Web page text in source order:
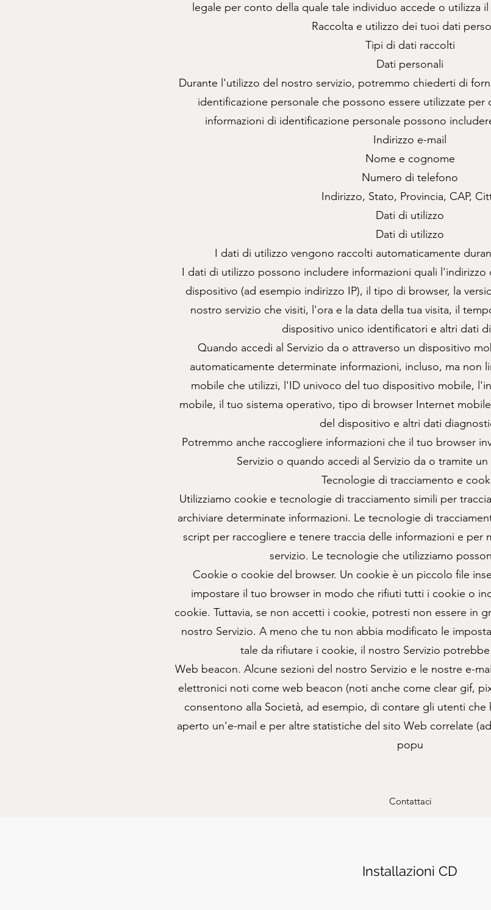
legale per conto della quale tale individuo accede o utilizza
Raccolta e utilizzo dei tuoi dati
Tipi di dati raccolti
Dati personali
Durante l'utilizzo del nostro servizio, potremmo chiederti di
identificazione personale che possono essere utilizzate
informazioni di identificazione personale possono
Indirizzo e-mail
Nome e cognome
Numero di telefono
Indirizzo, Stato, Provincia, CAP,
Dati di utilizzo
Dati di utilizzo
I dati di utilizzo vengono raccolti automaticamente
I dati di utilizzo possono includere informazioni quali
dispositivo (ad esempio indirizzo IP), il tipo di browser, la
nostro servizio che visiti, l'ora e la data della tua visita, il
dispositivo unico identificatori e altri dati
Quando accedi al Servizio da o attraverso un dispositivo
automaticamente determinate informazioni, incluso, ma non
mobile che utilizzi, l'ID univoco del tuo dispositivo mobile,
mobile, il tuo sistema operativo, tipo di browser Internet
del dispositivo e altri dati
Potremmo anche raccogliere informazioni che il tuo browser
Servizio o quando accedi al Servizio da o tramite
Tecnologie di tracciamento e
Utilizziamo cookie e tecnologie di tracciamento simili per
archiviare determinate informazioni. Le tecnologie di
script per raccogliere e tenere traccia delle informazioni e per
servizio. Le tecnologie che utilizziamo
Cookie o cookie del browser. Un cookie è un piccolo file
impostare il tuo browser in modo che rifiuti tutti i cookie o
cookie. Tuttavia, se non accetti i cookie, potresti non essere in
nostro Servizio. A meno che tu non abbia modificato le
tale da rifiutare i cookie, il nostro Servizio
Web beacon. Alcune sezioni del nostro Servizio e le nostre e-
elettronici noti come web beacon (noti anche come clear gif,
consentono alla Società, ad esempio, di contare gli utenti
aperto un'e-mail e per altre statistiche del sito Web correlate
popu
Contattaci
Installazioni CD